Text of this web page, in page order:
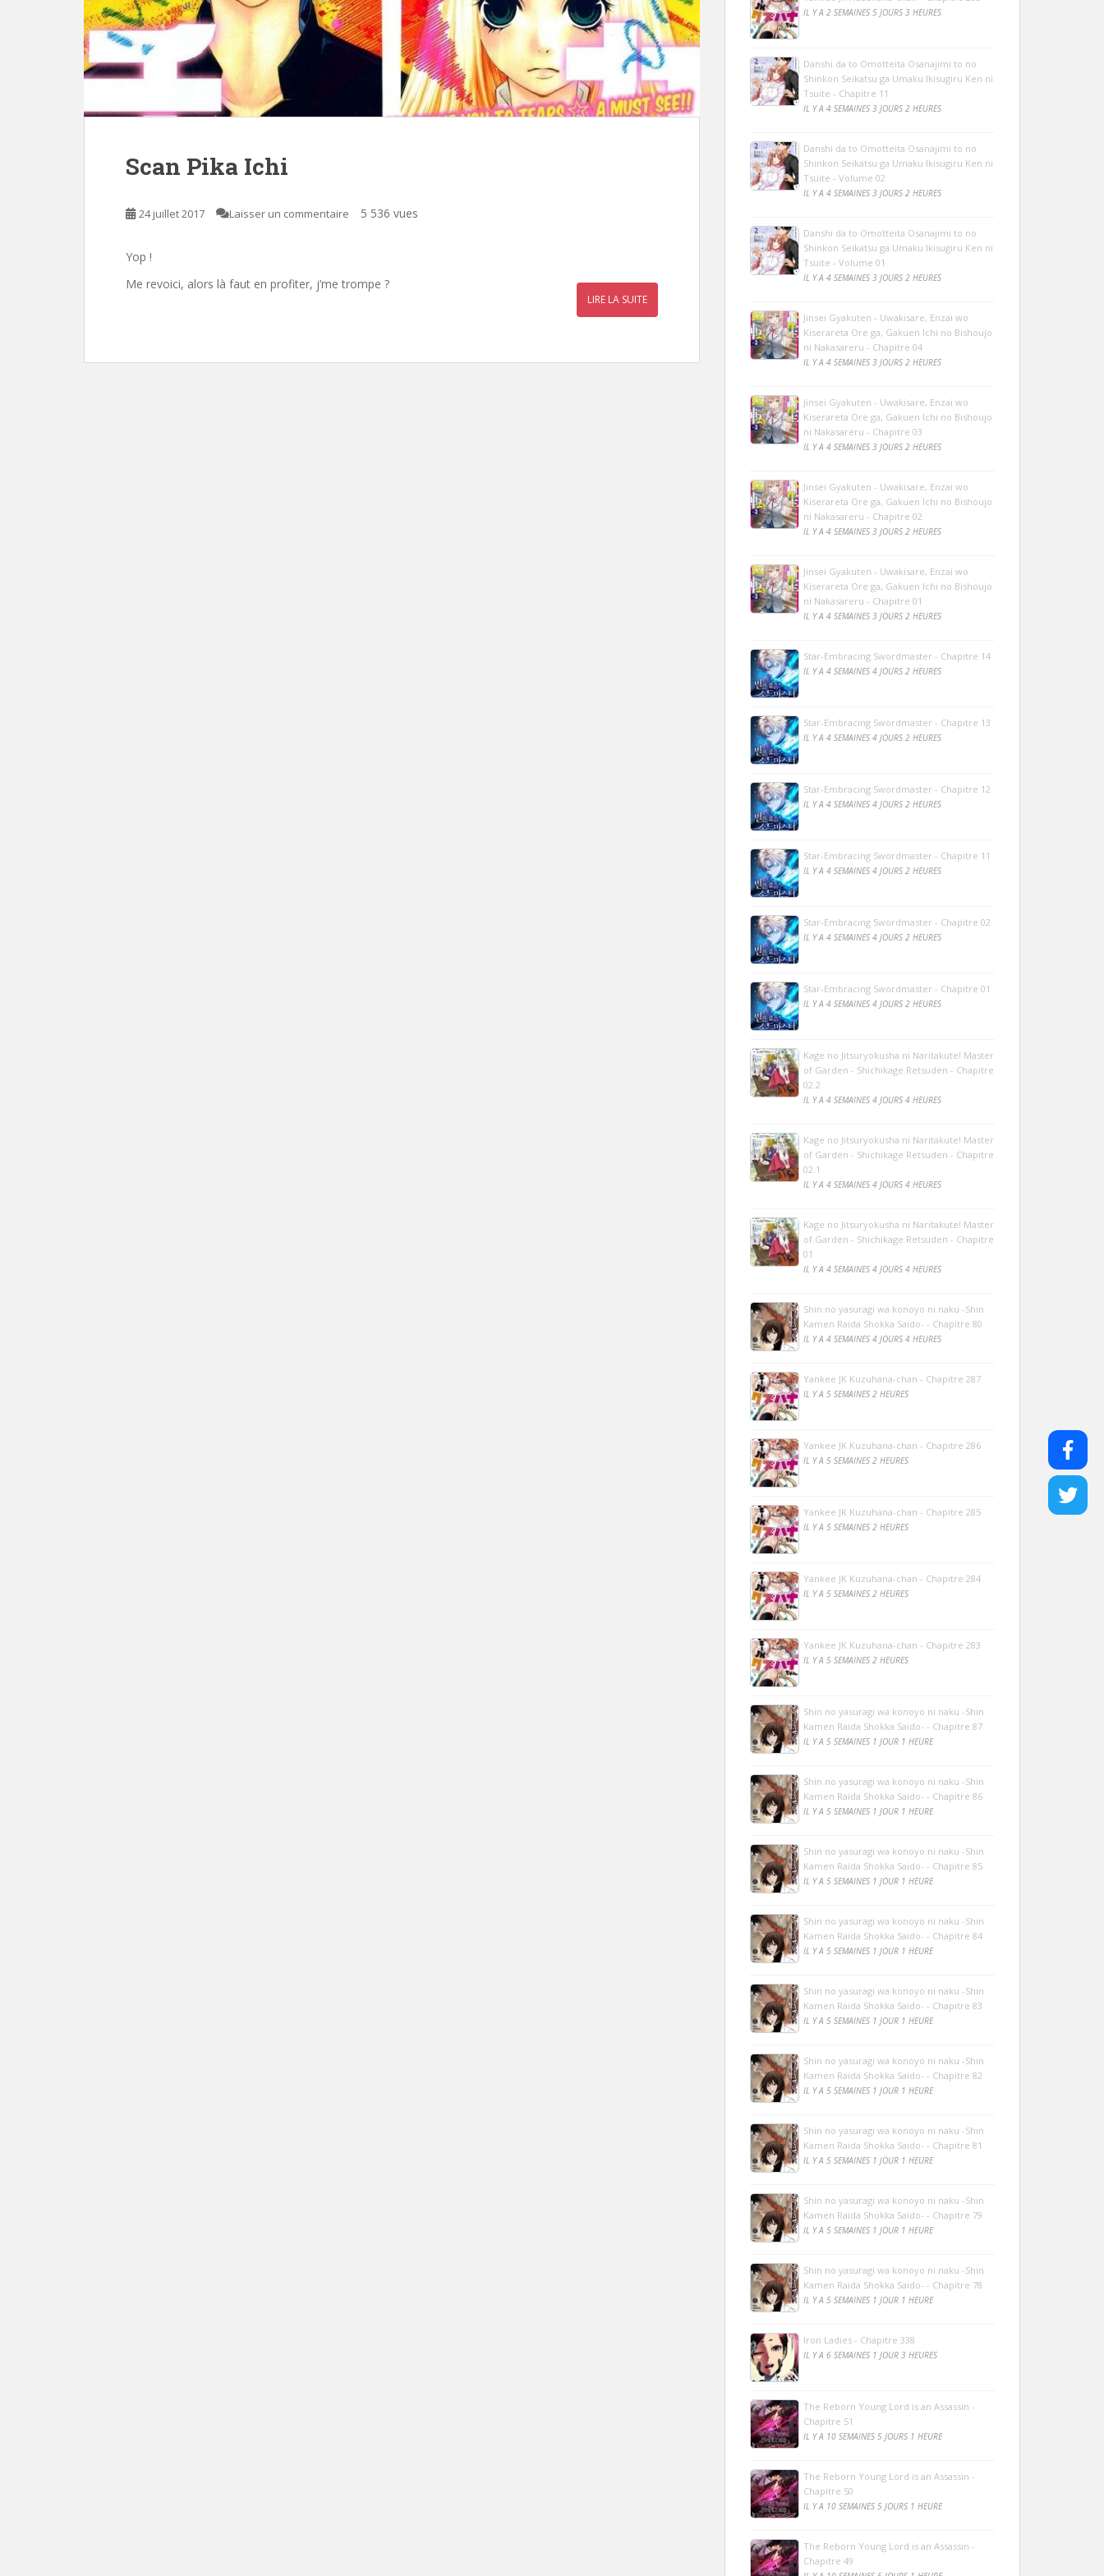
Scan Pika Ichi
24 juillet 2017 Laisser un commentaire 5 536 vues
Yop !
Me revoici, alors là faut en profiter, j’me trompe ?
LIRE LA SUITE
IL Y A 2 SEMAINES 5 JOURS 3 HEURES
Danshi da to Omotteita Osanajimi to no
Shinkon Seikatsu ga Umaku Ikisugiru Ken ni
Tsuite - Chapitre 11
IL Y A 4 SEMAINES 3 JOURS 2 HEURES
Danshi da to Omotteita Osanajimi to no
Shinkon Seikatsu ga Umaku Ikisugiru Ken ni
Tsuite - Volume 02
IL Y A 4 SEMAINES 3 JOURS 2 HEURES
Danshi da to Omotteita Osanajimi to no
Shinkon Seikatsu ga Umaku Ikisugiru Ken ni
Tsuite - Volume 01
IL Y A 4 SEMAINES 3 JOURS 2 HEURES
Jinsei Gyakuten - Uwakisare, Enzai wo
Kiserareta Ore ga, Gakuen Ichi no Bishoujo
ni Nakasareru - Chapitre 04
IL Y A 4 SEMAINES 3 JOURS 2 HEURES
Jinsei Gyakuten - Uwakisare, Enzai wo
Kiserareta Ore ga, Gakuen Ichi no Bishoujo
ni Nakasareru - Chapitre 03
IL Y A 4 SEMAINES 3 JOURS 2 HEURES
Jinsei Gyakuten - Uwakisare, Enzai wo
Kiserareta Ore ga, Gakuen Ichi no Bishoujo
ni Nakasareru - Chapitre 02
IL Y A 4 SEMAINES 3 JOURS 2 HEURES
Jinsei Gyakuten - Uwakisare, Enzai wo
Kiserareta Ore ga, Gakuen Ichi no Bishoujo
ni Nakasareru - Chapitre 01
IL Y A 4 SEMAINES 3 JOURS 2 HEURES
Star-Embracing Swordmaster - Chapitre 14
IL Y A 4 SEMAINES 4 JOURS 2 HEURES
Star-Embracing Swordmaster - Chapitre 13
IL Y A 4 SEMAINES 4 JOURS 2 HEURES
Star-Embracing Swordmaster - Chapitre 12
IL Y A 4 SEMAINES 4 JOURS 2 HEURES
Star-Embracing Swordmaster - Chapitre 11
IL Y A 4 SEMAINES 4 JOURS 2 HEURES
Star-Embracing Swordmaster - Chapitre 02
IL Y A 4 SEMAINES 4 JOURS 2 HEURES
Star-Embracing Swordmaster - Chapitre 01
IL Y A 4 SEMAINES 4 JOURS 2 HEURES
Kage no Jitsuryokusha ni Naritakute! Master
of Garden - Shichikage Retsuden - Chapitre
02.2
IL Y A 4 SEMAINES 4 JOURS 4 HEURES
Kage no Jitsuryokusha ni Naritakute! Master
of Garden - Shichikage Retsuden - Chapitre
02.1
IL Y A 4 SEMAINES 4 JOURS 4 HEURES
Kage no Jitsuryokusha ni Naritakute! Master
of Garden - Shichikage Retsuden - Chapitre
01
IL Y A 4 SEMAINES 4 JOURS 4 HEURES
Shin no yasuragi wa konoyo ni naku -Shin
Kamen Raida Shokka Saido- - Chapitre 80
IL Y A 4 SEMAINES 4 JOURS 4 HEURES
Yankee JK Kuzuhana-chan - Chapitre 287
IL Y A 5 SEMAINES 2 HEURES
Yankee JK Kuzuhana-chan - Chapitre 286
IL Y A 5 SEMAINES 2 HEURES
Yankee JK Kuzuhana-chan - Chapitre 285
IL Y A 5 SEMAINES 2 HEURES
Yankee JK Kuzuhana-chan - Chapitre 284
IL Y A 5 SEMAINES 2 HEURES
Yankee JK Kuzuhana-chan - Chapitre 283
IL Y A 5 SEMAINES 2 HEURES
Shin no yasuragi wa konoyo ni naku -Shin
Kamen Raida Shokka Saido- - Chapitre 87
IL Y A 5 SEMAINES 1 JOUR 1 HEURE
Shin no yasuragi wa konoyo ni naku -Shin
Kamen Raida Shokka Saido- - Chapitre 86
IL Y A 5 SEMAINES 1 JOUR 1 HEURE
Shin no yasuragi wa konoyo ni naku -Shin
Kamen Raida Shokka Saido- - Chapitre 85
IL Y A 5 SEMAINES 1 JOUR 1 HEURE
Shin no yasuragi wa konoyo ni naku -Shin
Kamen Raida Shokka Saido- - Chapitre 84
IL Y A 5 SEMAINES 1 JOUR 1 HEURE
Shin no yasuragi wa konoyo ni naku -Shin
Kamen Raida Shokka Saido- - Chapitre 83
IL Y A 5 SEMAINES 1 JOUR 1 HEURE
Shin no yasuragi wa konoyo ni naku -Shin
Kamen Raida Shokka Saido- - Chapitre 82
IL Y A 5 SEMAINES 1 JOUR 1 HEURE
Shin no yasuragi wa konoyo ni naku -Shin
Kamen Raida Shokka Saido- - Chapitre 81
IL Y A 5 SEMAINES 1 JOUR 1 HEURE
Shin no yasuragi wa konoyo ni naku -Shin
Kamen Raida Shokka Saido- - Chapitre 79
IL Y A 5 SEMAINES 1 JOUR 1 HEURE
Shin no yasuragi wa konoyo ni naku -Shin
Kamen Raida Shokka Saido- - Chapitre 78
IL Y A 5 SEMAINES 1 JOUR 1 HEURE
Iron Ladies - Chapitre 338
IL Y A 6 SEMAINES 1 JOUR 3 HEURES
The Reborn Young Lord is an Assassin -
Chapitre 51
IL Y A 10 SEMAINES 5 JOURS 1 HEURE
The Reborn Young Lord is an Assassin -
Chapitre 50
IL Y A 10 SEMAINES 5 JOURS 1 HEURE
The Reborn Young Lord is an Assassin -
Chapitre 49